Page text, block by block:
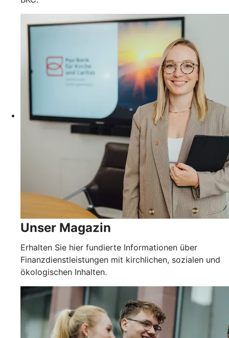
Unser Magazin
Erhalten Sie hier fundierte Informationen über
Finanzdienstleistungen mit kirchlichen, sozialen und
ökologischen Inhalten.